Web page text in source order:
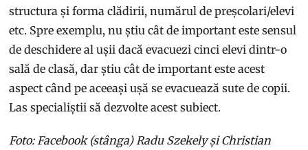
structura și forma clădirii, numărul de preșcolari/elevi
etc. Spre exemplu, nu știu cât de important este sensul
de deschidere al ușii dacă evacuezi cinci elevi dintr-o
sală de clasă, dar știu cât de important este acest
aspect când pe aceeași ușă se evacuează sute de copii.
Las specialiștii să dezvolte acest subiect.
Foto: Facebook (stânga) Radu Szekely și Christian